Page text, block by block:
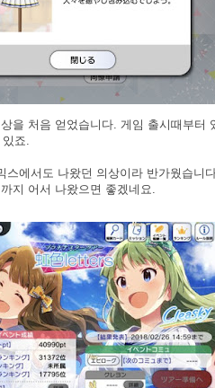
을 처음 얻었습니다. 게임 출시때부터
죠.
스에서도 나왔던 의상이라 반가웠습니
지 어서 나왔으면 좋겠네요.